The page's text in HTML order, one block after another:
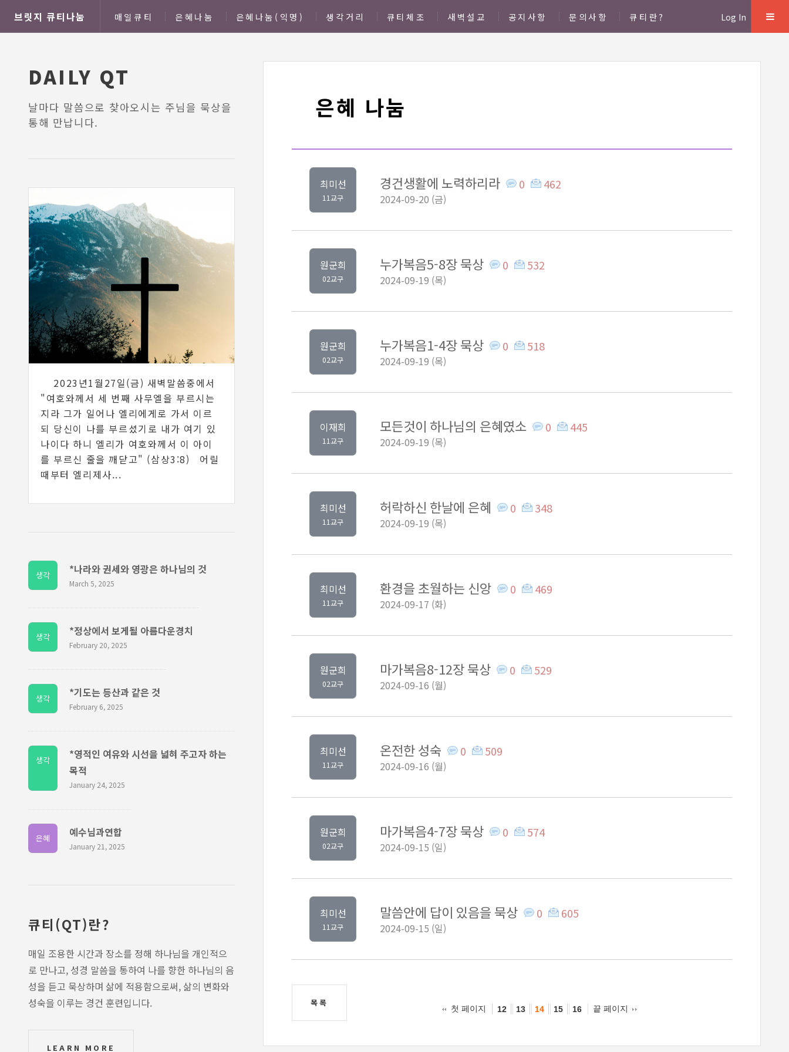
브릿지 큐티나눔 매일큐티 은혜나눔 은혜나눔(익명) 생각거리 큐티체조 새벽설교 공지사항 문의사항 큐티란? Log In
은혜 나눔
최미선
11교구
경건생활에 노력하리라 0 462
2024-09-20 (금)
원군희
02교구
누가복음5-8장 묵상 0 532
2024-09-19 (목)
원군희
02교구
누가복음1-4장 묵상 0 518
2024-09-19 (목)
이재희
11교구
모든것이 하나님의 은혜였소 0 445
2024-09-19 (목)
최미선
11교구
허락하신 한날에 은혜 0 348
2024-09-19 (목)
최미선
11교구
환경을 초월하는 신앙 0 469
2024-09-17 (화)
원군희
02교구
마가복음8-12장 묵상 0 529
2024-09-16 (월)
최미선
11교구
온전한 성숙 0 509
2024-09-16 (월)
원군희
02교구
마가복음4-7장 묵상 0 574
2024-09-15 (일)
최미선
11교구
말씀안에 답이 있음을 묵상 0 605
2024-09-15 (일)
목록
첫 페이지 12 13 14 15 16 끝 페이지
DAILY QT
날마다 말씀으로 찾아오시는 주님을 묵상을
통해 만납니다.
2023년1월27일(금) 새벽말씀중에서
"여호와께서 세 번째 사무엘을 부르시는
지라 그가 일어나 엘리에게로 가서 이르
되 당신이 나를 부르셨기로 내가 여기 있
나이다 하니 엘리가 여호와께서 이 아이
를 부르신 줄을 깨닫고" (삼상3:8) 어릴
때부터 엘리제사...
생각 *나라와 권세와 영광은 하나님의 것
March 5, 2025
생각 *정상에서 보게될 아름다운경치
February 20, 2025
생각 *기도는 등산과 같은 것
February 6, 2025
생각
*영적인 여유와 시선을 넓혀 주고자 하는
목적
January 24, 2025
은혜 예수님과연합
January 21, 2025
큐티(QT)란?
매일 조용한 시간과 장소를 정해 하나님을 개인적으
로 만나고, 성경 말씀을 통하여 나를 향한 하나님의 음
성을 듣고 묵상하며 삶에 적용함으로써, 삶의 변화와
성숙을 이루는 경건 훈련입니다.
LEARN MORE